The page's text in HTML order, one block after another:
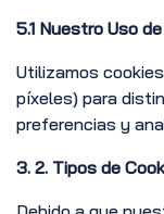
5.1 Nuestro Uso
Utilizamos
píxeles) para
preferencias y
3. 2. Tipos de